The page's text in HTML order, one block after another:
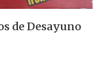
de Desayuno